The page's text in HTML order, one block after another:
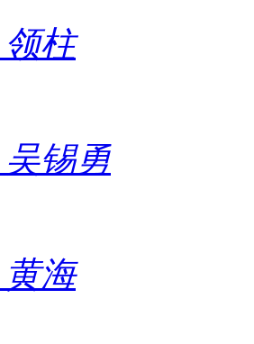
领柱
吴锡勇
黄海